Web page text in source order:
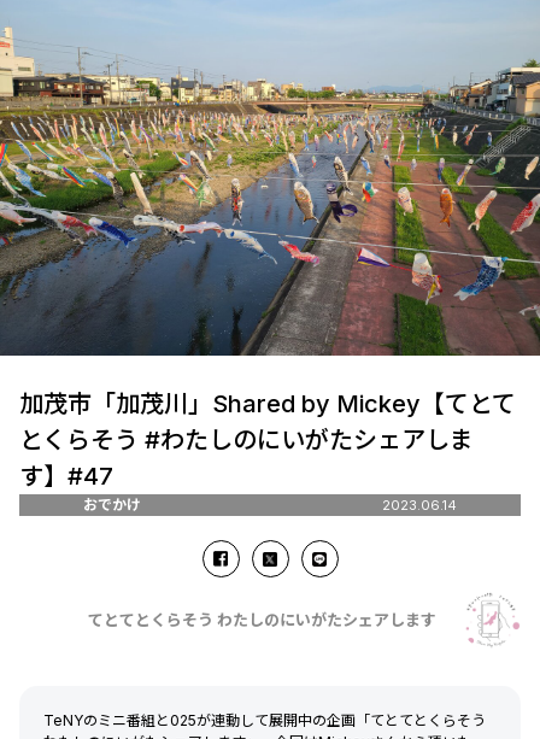
加茂市「加茂川」Shared by Mickey【てとて
とくらそう #わたしのにいがたシェアしま
す】#47
おでかけ 2023.06.14
てとてとくらそう わたしのにいがたシェアします
TeNYのミニ番組と025が連動して展開中の企画「てとてとくらそう